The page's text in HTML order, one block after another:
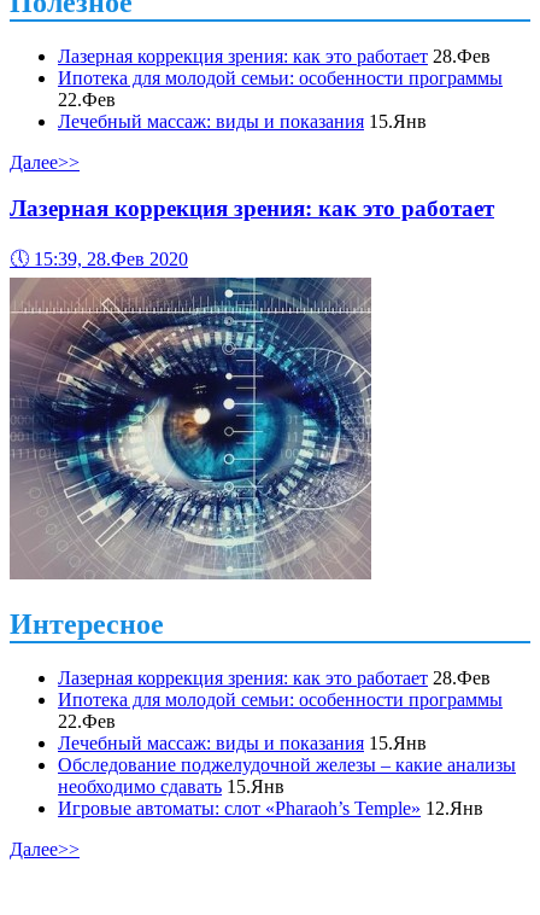
Лазерная коррекция зрения: как это работает 28.Фев
Ипотека для молодой семьи: особенности программы
22.Фев
Лечебный массаж: виды и показания 15.Янв
Далее>>
Лазерная коррекция зрения: как это работает
🕔 15:39, 28.Фев 2020
Интересное
Лазерная коррекция зрения: как это работает 28.Фев
Ипотека для молодой семьи: особенности программы
22.Фев
Лечебный массаж: виды и показания 15.Янв
Обследование поджелудочной железы – какие анализы
необходимо сдавать 15.Янв
Игровые автоматы: слот «Pharaoh’s Temple» 12.Янв
Далее>>